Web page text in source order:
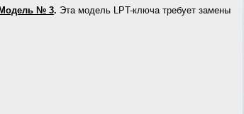
Модель № 3. Эта модель LPT-ключа требует замены